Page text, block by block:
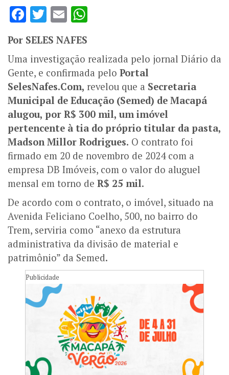
Facebook
Twitter
Email
Por SELES NAFES
Uma investigação realizada pelo jornal Diário da
Gente, e confirmada pelo Portal
SelesNafes.Com, revelou que a Secretaria
Municipal de Educação (Semed) de Macapá
alugou, por R$ 300 mil, um imóvel
pertencente à tia do próprio titular da pasta,
Madson Millor Rodrigues. O contrato foi
firmado em 20 de novembro de 2024 com a
empresa DB Imóveis, com o valor do aluguel
mensal em torno de R$ 25 mil.
De acordo com o contrato, o imóvel, situado na
Avenida Feliciano Coelho, 500, no bairro do
Trem, serviria como “anexo da estrutura
administrativa da divisão de material e
patrimônio” da Semed.
Publicidade